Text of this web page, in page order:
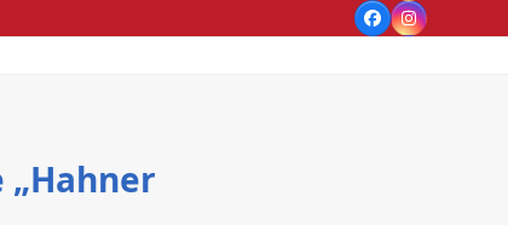
FacebookInstagram